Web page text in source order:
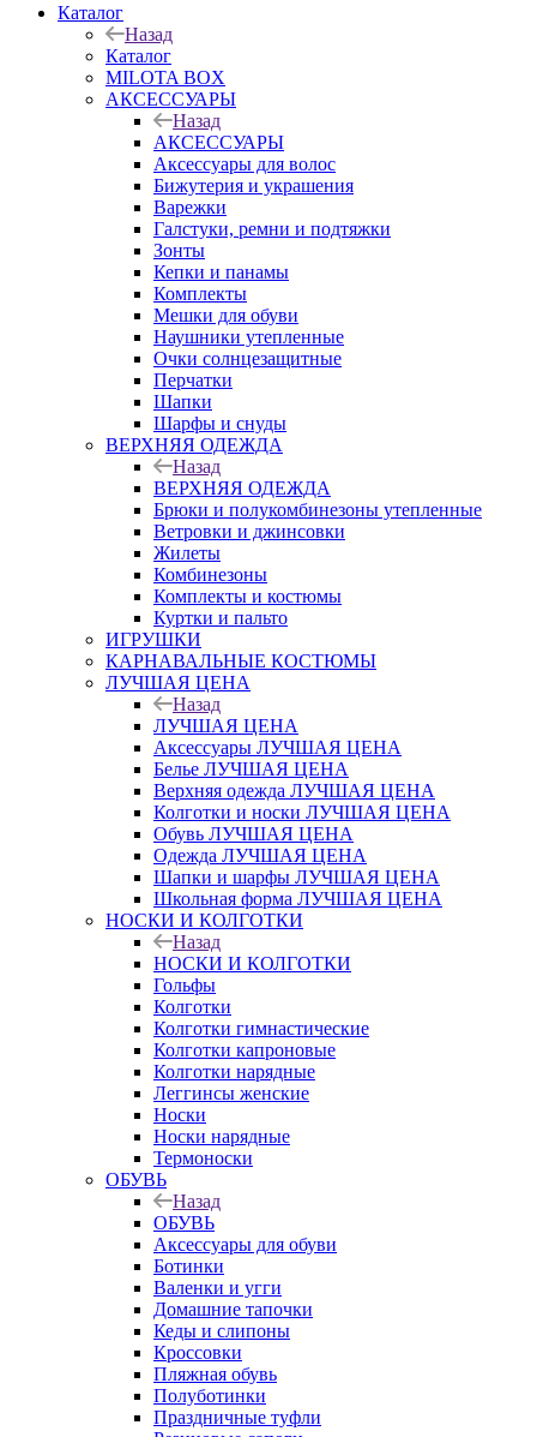
Каталог
Назад
Каталог
MILOTA BOX
АКСЕССУАРЫ
Назад
АКСЕССУАРЫ
Аксессуары для волос
Бижутерия и украшения
Варежки
Галстуки, ремни и подтяжки
Зонты
Кепки и панамы
Комплекты
Мешки для обуви
Наушники утепленные
Очки солнцезащитные
Перчатки
Шапки
Шарфы и снуды
ВЕРХНЯЯ ОДЕЖДА
Назад
ВЕРХНЯЯ ОДЕЖДА
Брюки и полукомбинезоны утепленные
Ветровки и джинсовки
Жилеты
Комбинезоны
Комплекты и костюмы
Куртки и пальто
ИГРУШКИ
КАРНАВАЛЬНЫЕ КОСТЮМЫ
ЛУЧШАЯ ЦЕНА
Назад
ЛУЧШАЯ ЦЕНА
Аксессуары ЛУЧШАЯ ЦЕНА
Белье ЛУЧШАЯ ЦЕНА
Верхняя одежда ЛУЧШАЯ ЦЕНА
Колготки и носки ЛУЧШАЯ ЦЕНА
Обувь ЛУЧШАЯ ЦЕНА
Одежда ЛУЧШАЯ ЦЕНА
Шапки и шарфы ЛУЧШАЯ ЦЕНА
Школьная форма ЛУЧШАЯ ЦЕНА
НОСКИ И КОЛГОТКИ
Назад
НОСКИ И КОЛГОТКИ
Гольфы
Колготки
Колготки гимнастические
Колготки капроновые
Колготки нарядные
Леггинсы женские
Носки
Носки нарядные
Термоноски
ОБУВЬ
Назад
ОБУВЬ
Аксессуары для обуви
Ботинки
Валенки и угги
Домашние тапочки
Кеды и слипоны
Кроссовки
Пляжная обувь
Полуботинки
Праздничные туфли